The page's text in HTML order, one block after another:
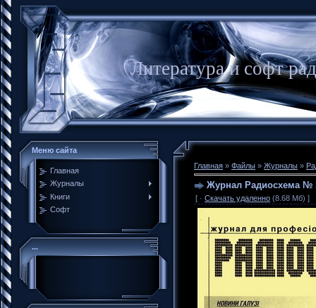
Литература и софт
Меню сайта
Главная
Журналы
Книги
Софт
...
Главная » Файлы » Журналы »
Журнал Радиосхема №
[ · Скачать удаленно (8.68 Мб) ]